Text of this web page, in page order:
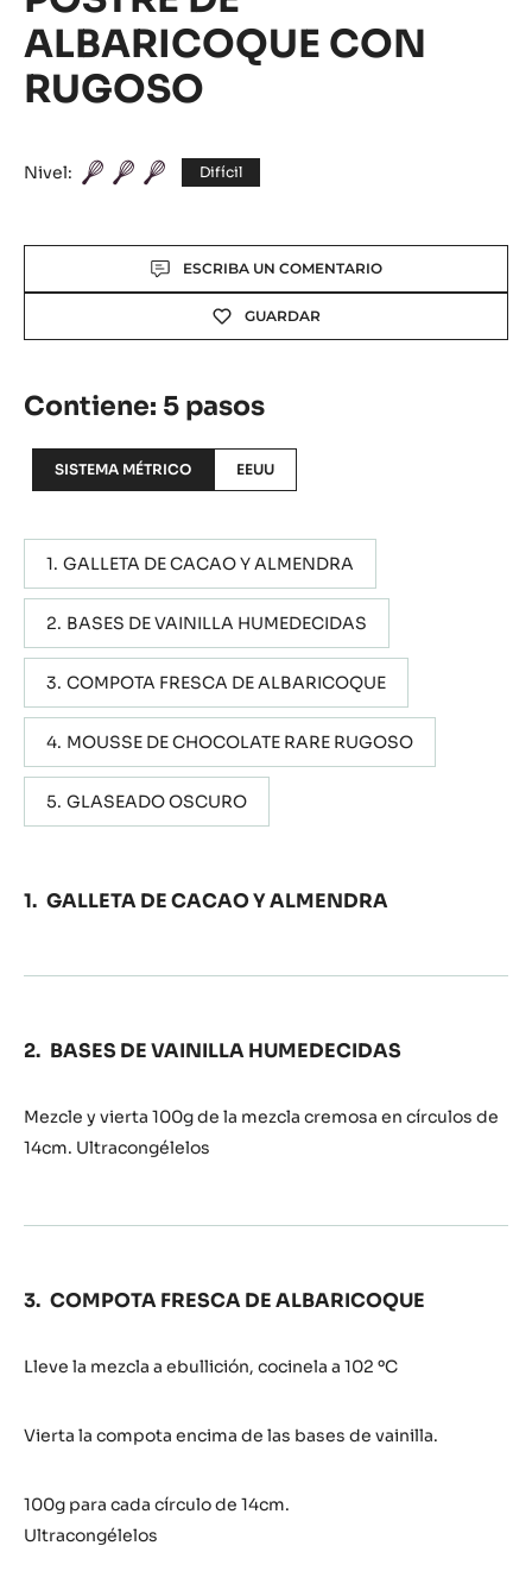
ALBARICOQUE CON
RUGOSO
Nivel: Difícil
ESCRIBA UN COMENTARIO
GUARDAR
Contiene: 5 pasos
SISTEMA MÉTRICO EEUU
GALLETA DE CACAO Y ALMENDRA
BASES DE VAINILLA HUMEDECIDAS
COMPOTA FRESCA DE ALBARICOQUE
MOUSSE DE CHOCOLATE RARE RUGOSO
GLASEADO OSCURO
GALLETA DE CACAO Y ALMENDRA
BASES DE VAINILLA HUMEDECIDAS
Mezcle y vierta 100g de la mezcla cremosa en círculos de
14cm. Ultracongélelos
COMPOTA FRESCA DE ALBARICOQUE
Lleve la mezcla a ebullición, cocinela a 102 ºC
Vierta la compota encima de las bases de vainilla.
100g para cada círculo de 14cm.
Ultracongélelos